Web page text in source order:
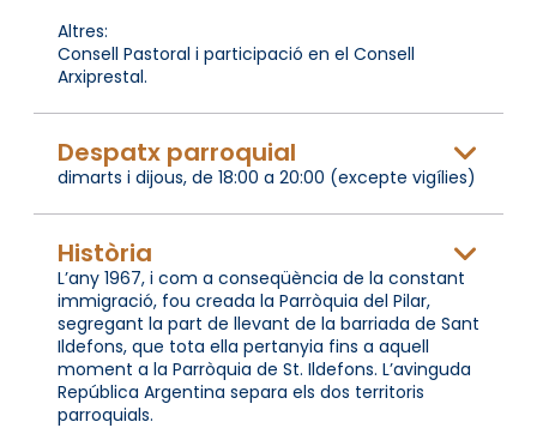
Altres:
Consell Pastoral i participació en el Consell
Arxiprestal.
Despatx parroquial
dimarts i dijous, de 18:00 a 20:00 (excepte vigílies)
Història
L’any 1967, i com a conseqüència de la constant
immigració, fou creada la Parròquia del Pilar,
segregant la part de llevant de la barriada de Sant
Ildefons, que tota ella pertanyia fins a aquell
moment a la Parròquia de St. Ildefons. L’avinguda
República Argentina separa els dos territoris
parroquials.